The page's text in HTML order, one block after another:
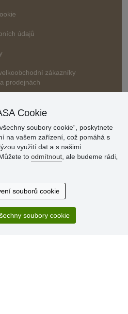
údajů
zákazníky
prodejnách
za slušné ceny. Vřele
Cookie
soubory cookie“, poskytnete
na vašem zařízení, což pomáhá s
využití dat a s našimi
to odmítnout , ale budeme rádi,
souborů cookie
soubory cookie